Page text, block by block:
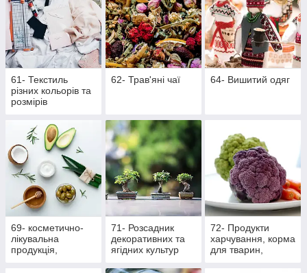
61- Текстиль
різних кольорів та
розмірів
62- Трав'яні чаї 64- Вишитий одяг
69- косметично-
лікувальна
продукція,
71- Розсадник
декоративних та
ягідних культур
72- Продукти
харчування, корма
для тварин,